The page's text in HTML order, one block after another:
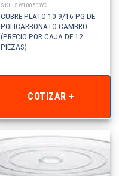
SKU: SW1005CWCL
CUBRE PLATO 10 9/16 PG DE
POLICARBONATO CAMBRO
(PRECIO POR CAJA DE 12
PIEZAS)
COTIZAR +